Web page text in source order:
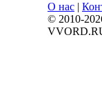
О нас |
© 2010-